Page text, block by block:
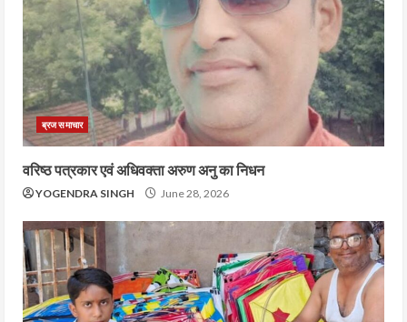
ब्रज समाचार
वरिष्ठ पत्रकार एवं अधिवक्ता अरुण अनु का निधन
YOGENDRA SINGH June 28, 2026